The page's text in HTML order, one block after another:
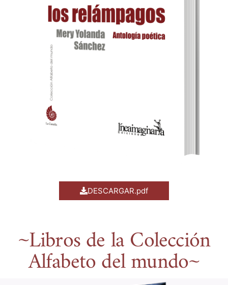
DESCARGAR.pdf
~Libros de la Colección
Alfabeto del mundo~